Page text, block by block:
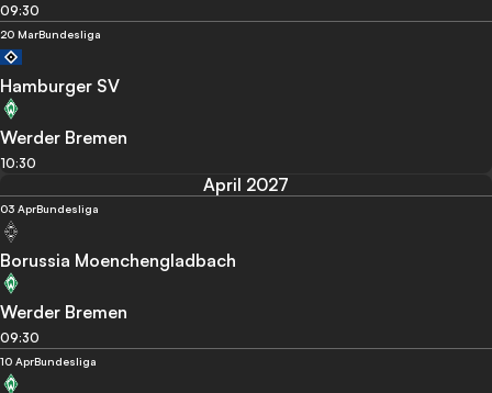
09:30
20 MarBundesliga
Hamburger SV
Werder Bremen
10:30
April 2027
03 AprBundesliga
Borussia Moenchengladbach
Werder Bremen
09:30
10 AprBundesliga